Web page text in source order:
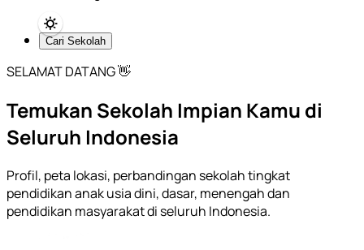
Cari Sekolah
SELAMAT DATANG 👋
Temukan Sekolah Impian Kamu di
Seluruh Indonesia
Profil, peta lokasi, perbandingan sekolah tingkat
pendidikan anak usia dini, dasar, menengah dan
pendidikan masyarakat di seluruh Indonesia.